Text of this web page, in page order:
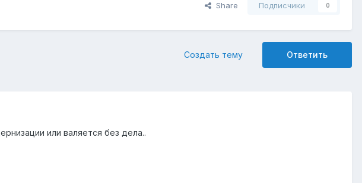
Share Подписчики 0
Ответить
Создать тему
или валяется без дела..